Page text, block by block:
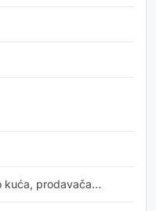
kuća, prodavača…